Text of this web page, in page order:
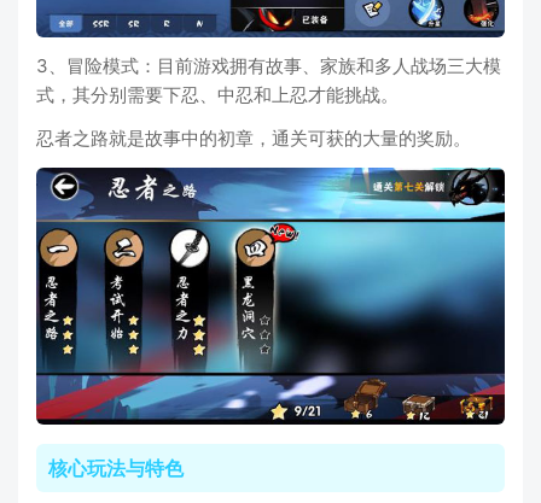
3、冒险模式：目前游戏拥有故事、家族和多人战场三大模
式，其分别需要下忍、中忍和上忍才能挑战。
忍者之路就是故事中的初章，通关可获的大量的奖励。
核心玩法与特色